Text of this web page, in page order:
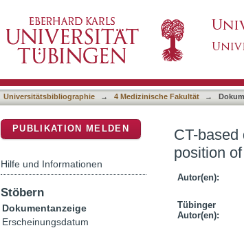
CT-based quantitative assessment
post-Latarjet procedure
Universitätsbibliographie → 4 Medizinische Fakultät →
CT-
position
Autor(en):
Tübinger
Autor(en):
PUBLIKATION MELDEN
Hilfe und Informationen
Stöbern
Dokumentanzeige
Erscheinungsdatum